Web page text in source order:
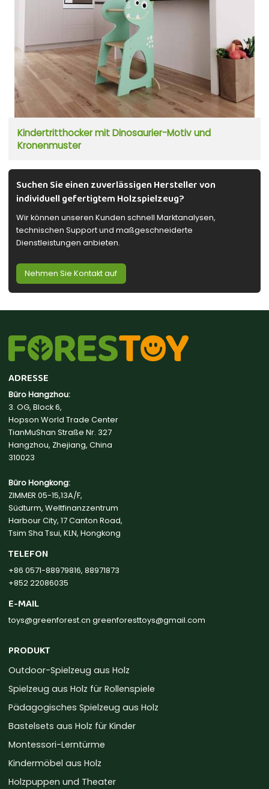
Kindertritthocker mit Dinosaurier-Motiv und
Kronenmuster
Suchen Sie einen zuverlässigen Hersteller von
individuell gefertigtem Holzspielzeug?
Wir können unseren Kunden schnell Marktanalysen,
technischen Support und maßgeschneiderte
Dienstleistungen anbieten.
Nehmen Sie Kontakt auf
ADRESSE
Büro Hangzhou:
3. OG, Block 6,
Hopson World Trade Center
TianMuShan Straße Nr. 327
Hangzhou, Zhejiang, China
310023
Büro Hongkong:
ZIMMER 05-15,13A/F,
Südturm, Weltfinanzzentrum
Harbour City, 17 Canton Road,
Tsim Sha Tsui, KLN, Hongkong
TELEFON
+86 0571-88979816, 88971873
+852 22086035
E-MAIL
toys@greenforest.cn greenforesttoys@gmail.com
PRODUKT
Outdoor-Spielzeug aus Holz
Spielzeug aus Holz für Rollenspiele
Pädagogisches Spielzeug aus Holz
Bastelsets aus Holz für Kinder
Montessori-Lerntürme
Kindermöbel aus Holz
Holzpuppen und Theater